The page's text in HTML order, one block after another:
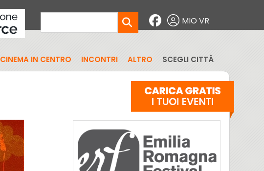
MIO VR
CINEMA IN CENTRO INCONTRI ALTRO SCEGLI CITTÀ